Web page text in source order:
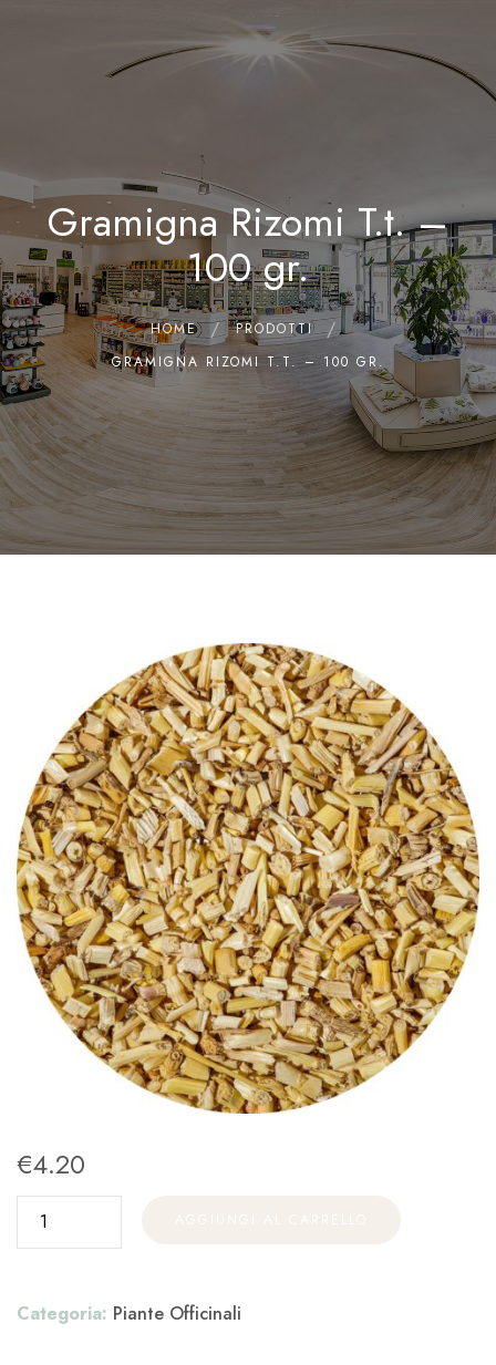
Il Laboratorio
Shop
Olii Essenziali
Contatti
0
Gramigna Rizomi T.t. –
100 gr.
HOME
PRODOTTI
GRAMIGNA RIZOMI T.T. – 100 GR.
€4.20
Categoria: Piante Officinali